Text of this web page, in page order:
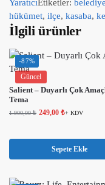
Yaratıcı Etiketler: belediye
hükümet, ilçe, kasaba,
İlgili ürünler
-87%
Güncel
Salient – ​​Duyarlı Çok
Tema
1.900,00₺ 249,00 ₺+ KDV
Sepete Ekle